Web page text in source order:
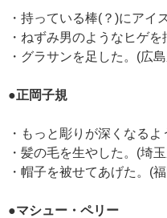
・持っている棒(？)にアイ
・ねずみ男のようなヒゲ
・グラサンを足した。(広
●正岡子規
・もっと彫りが深くなる
・髪の毛を生やした。(埼
・帽子を被せてあげた。(
●マシュー・ペリー